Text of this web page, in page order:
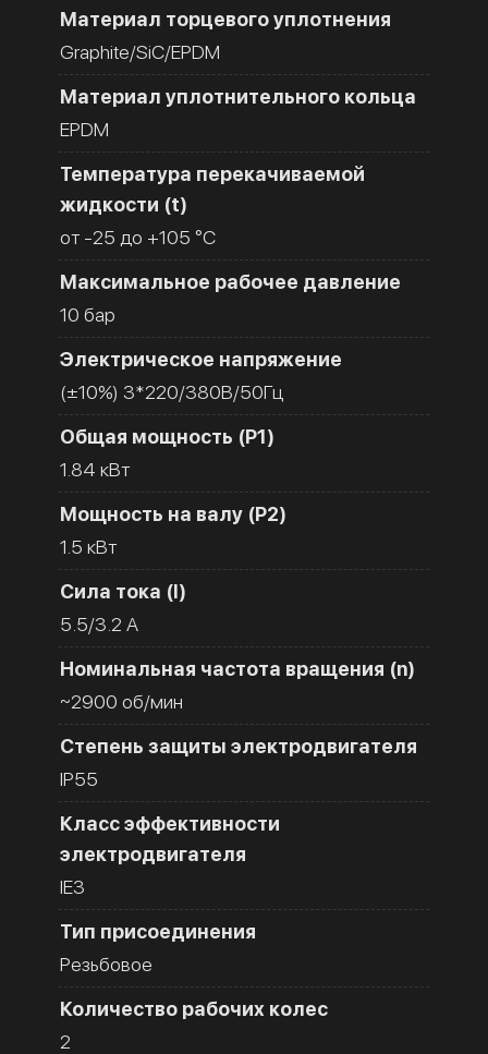
Материал торцевого уплотнения
Graphite/SiC/EPDM
Материал уплотнительного кольца
EPDM
Температура перекачиваемой
жидкости (t)
от -25 до +105 °C
Максимальное рабочее давление
10 бар
Электрическое напряжение
(±10%) 3*220/380В/50Гц
Общая мощность (Р1)
1.84 кВт
Мощность на валу (Р2)
1.5 кВт
Сила тока (I)
5.5/3.2 A
Номинальная частота вращения (n)
~2900 об/мин
Степень защиты электродвигателя
IP55
Класс эффективности
электродвигателя
IE3
Тип присоединения
Резьбовое
Количество рабочих колес
2